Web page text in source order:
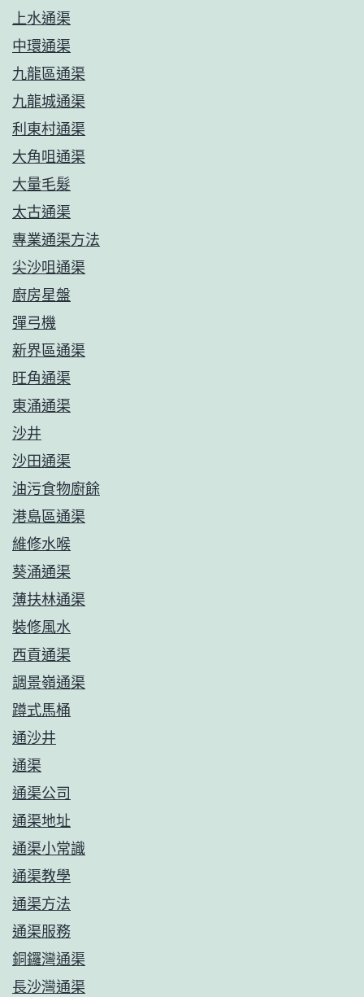
上水通渠
中環通渠
九龍區通渠
九龍城通渠
利東村通渠
大角咀通渠
大量毛髮
太古通渠
專業通渠方法
尖沙咀通渠
廚房星盤
彈弓機
新界區通渠
旺角通渠
東涌通渠
沙井
沙田通渠
油污食物廚餘
港島區通渠
維修水喉
葵涌通渠
薄扶林通渠
裝修風水
西貢通渠
調景嶺通渠
蹲式馬桶
通沙井
通渠
通渠公司
通渠地址
通渠小常識
通渠教學
通渠方法
通渠服務
銅鑼灣通渠
長沙灣通渠